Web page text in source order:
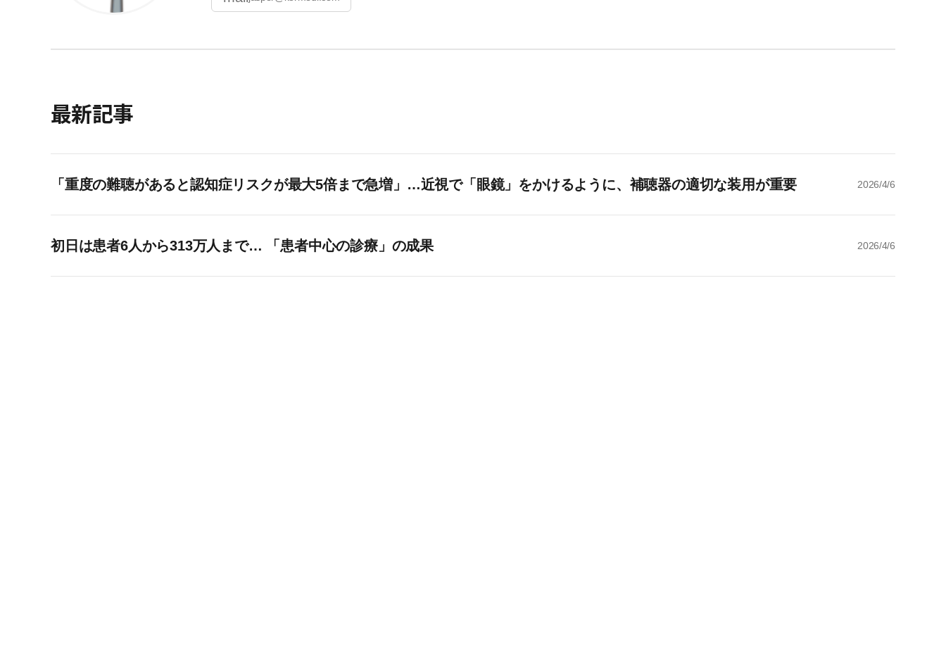
最新記事
「重度の難聴があると認知症リスクが最大5倍まで急増」…近視で「眼鏡」をかけるように、補聴器の適切な装用が重要 2026/4/6
初日は患者6人から313万人まで… 「患者中心の診療」の成果 2026/4/6